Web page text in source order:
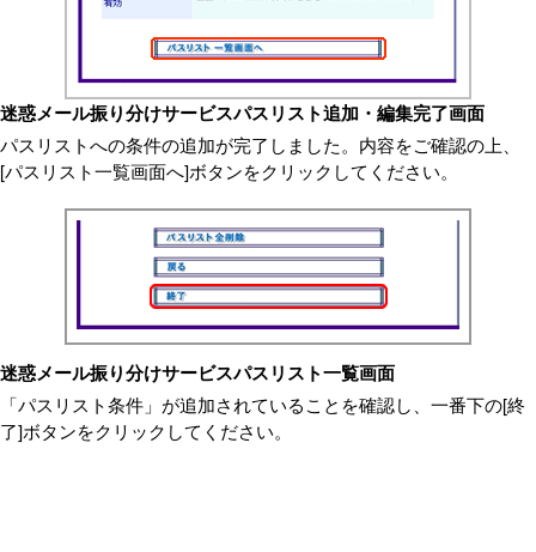
迷惑メール振り分けサービスパスリスト追加・編集完了画面
パスリストへの条件の追加が完了しました。内容をご確認の上、
[パスリスト一覧画面へ]ボタンをクリックしてください。
迷惑メール振り分けサービスパスリスト一覧画面
「パスリスト条件」が追加されていることを確認し、一番下の[終
了]ボタンをクリックしてください。